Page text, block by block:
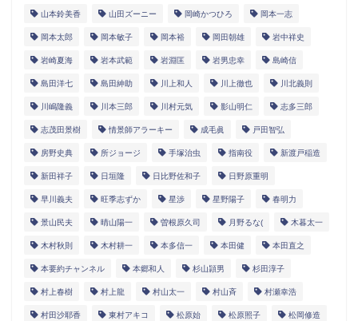
山本鈴美香 山田ズーニー 岡崎かつひろ 岡本一志
岡本太郎 岡本敏子 岡本裕 岡田朝雄 岩中祥史
岩崎夏海 岩本武範 岩淵匡 岩男忠幸 島崎信
島田洋七 島田紳助 川上和人 川上徹也 川北義則
川嶋隆義 川本三郎 川村元気 影山明仁 志多三郎
志茂田景樹 情景師アラーキー 成毛眞 戸田智弘
房野史典 所ジョージ 手塚治虫 指南役 新渡戸稲造
新田祥子 日垣隆 日比野佐和子 日野原重明
早川義夫 旺季志ずか 星渉 星野陽子 春明力
景山民夫 晴山陽一 曽根原久司 月野るな( 木暮太一
木村秋則 木村耕一 本多信一 本田健 本田直之
本要約チャンネル 本郷和人 杉山頴男 杉田淳子
村上春樹 村上龍 村山太一 村山斉 村瀬幸浩
村田沙耶香 東村アキコ 松原始 松原照子 松岡修造